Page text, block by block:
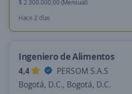
$ 2.300.000,00 (Mensual)
Hace 2 días
Ingeniero de Alimentos
4,4
PERSOM S.A.S
Bogotá, D.C., Bogotá, D.C.